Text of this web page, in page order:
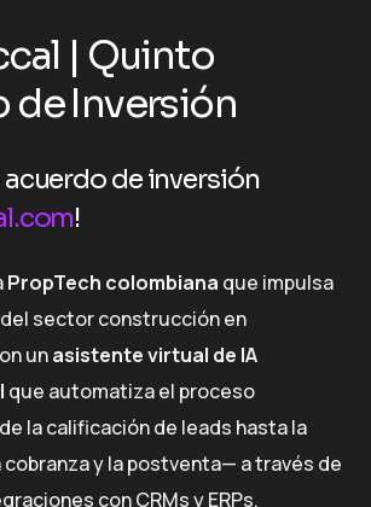
| Quinto
de Inversión
acuerdo de inversión
!
PropTech colombiana que impulsa
sector construcción en
unasistente virtual de IA
que automatiza el proceso
la calificación de leads hasta la
y la postventa— a través de
con CRMs y ERPs.